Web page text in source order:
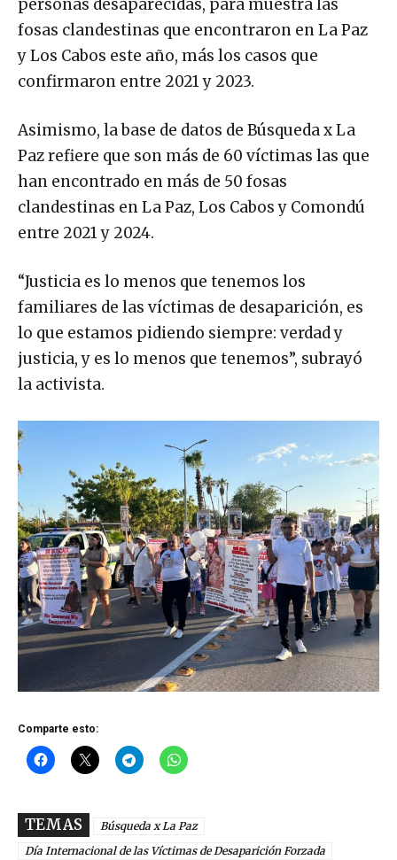
personas desaparecidas, para muestra las
fosas clandestinas que encontraron en La Paz
y Los Cabos este año, más los casos que
confirmaron entre 2021 y 2023.
Asimismo, la base de datos de Búsqueda x La
Paz refiere que son más de 60 víctimas las que
han encontrado en más de 50 fosas
clandestinas en La Paz, Los Cabos y Comondú
entre 2021 y 2024.
“Justicia es lo menos que tenemos los
familiares de las víctimas de desaparición, es
lo que estamos pidiendo siempre: verdad y
justicia, y es lo menos que tenemos”, subrayó
la activista.
Comparte esto:
TEMAS
Búsqueda x La Paz
Día Internacional de las Víctimas de Desaparición Forzada